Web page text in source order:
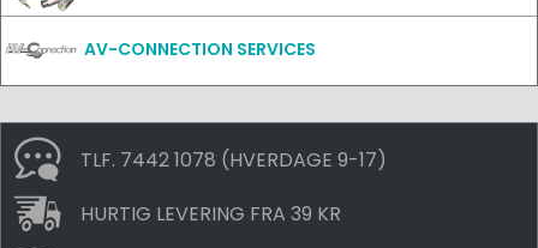
AV-CONNECTION SERVICES
TLF. 7442 1078 (HVERDAGE 9-17)
HURTIG LEVERING FRA 39 KR